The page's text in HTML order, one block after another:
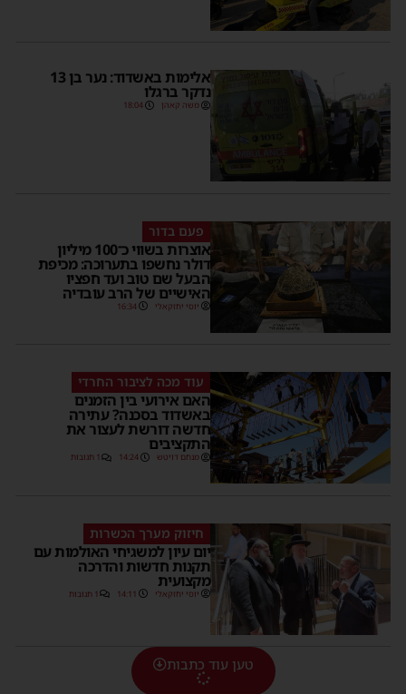
אלימות באשדוד: נער בן 13
נדקר ברגלו
משה קאהן 18:04
פעם בדור
אוצרות בשווי כ־100 מיליון
דולר נחשפו בתערוכה: מכיפת
הבעל שם טוב ועד חפציו
האישיים של הרב עובדיה
יוסי יחזקאלי 16:34
עוד מכה לציבור החרדי
האם אירועי בין הזמנים
באשדוד בסכנה? עתירה
חדשה דורשת לעצור את
התקציבים
מנחם דויטש 14:24 1 תגובות
חיזוק מערך הכשרות
יום עיון למשגיחי האולמות עם
תקנות חדשות והדרכה
מקצועית
יוסי יחזקאלי 14:11 1 תגובות
טען עוד כתבות